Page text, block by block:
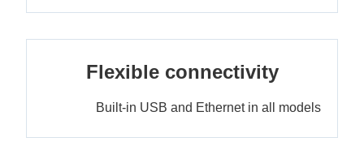
Flexible connectivity
Built-in USB and Ethernet in all models